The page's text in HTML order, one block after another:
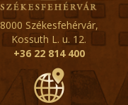
8000 Székesfehérvár,
Kossuth L. u. 12.
+36 22 814 400